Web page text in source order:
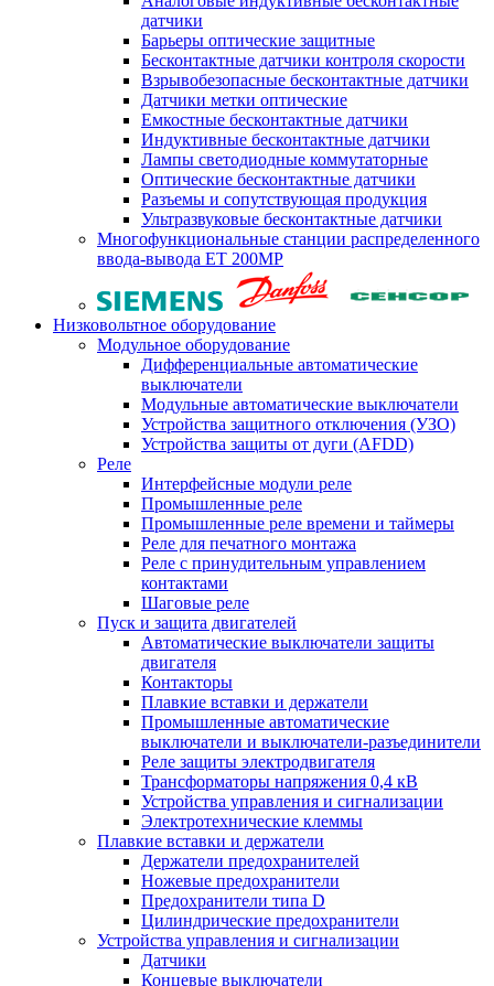
датчики
Барьеры оптические защитные
Бесконтактные датчики контроля скорости
Взрывобезопасные бесконтактные датчики
Датчики метки оптические
Емкостные бесконтактные датчики
Индуктивные бесконтактные датчики
Лампы светодиодные коммутаторные
Оптические бесконтактные датчики
Разъемы и сопутствующая продукция
Ультразвуковые бесконтактные датчики
Многофункциональные станции распределенного
ввода-вывода ET 200MP
Низковольтное оборудование
Модульное оборудование
Дифференциальные автоматические
выключатели
Модульные автоматические выключатели
Устройства защитного отключения (УЗО)
Устройства защиты от дуги (AFDD)
Реле
Интерфейсные модули реле
Промышленные реле
Промышленные реле времени и таймеры
Реле для печатного монтажа
Реле с принудительным управлением
контактами
Шаговые реле
Пуск и защита двигателей
Автоматические выключатели защиты
двигателя
Контакторы
Плавкие вставки и держатели
Промышленные автоматические
выключатели и выключатели-разъединители
Реле защиты электродвигателя
Трансформаторы напряжения 0,4 кВ
Устройства управления и сигнализации
Электротехнические клеммы
Плавкие вставки и держатели
Держатели предохранителей
Ножевые предохранители
Предохранители типа D
Цилиндрические предохранители
Устройства управления и сигнализации
Датчики
Концевые выключатели